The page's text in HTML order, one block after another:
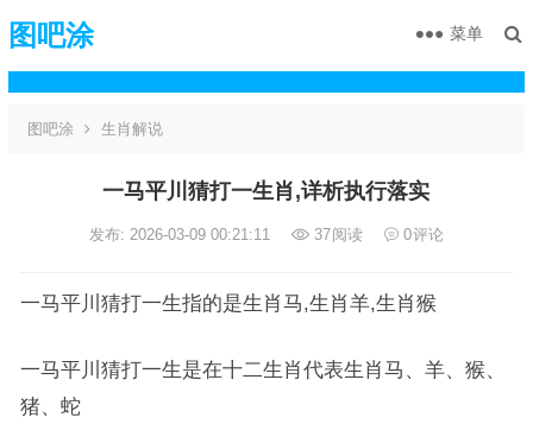
图吧涂 菜单
图吧涂 生肖解说
一马平川猜打一生肖,详析执行落实
发布: 2026-03-09 00:21:11 37阅读 0评论
一马平川猜打一生指的是生肖马,生肖羊,生肖猴
一马平川猜打一生是在十二生肖代表生肖马、羊、猴、
猪、蛇